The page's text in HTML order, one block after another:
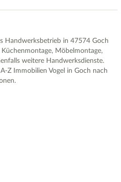
Handwerksbetrieb in 47574 Goch
Möbelmontage,
weitere Handwerksdienste.
Z Immobilien Vogel in Goch nach